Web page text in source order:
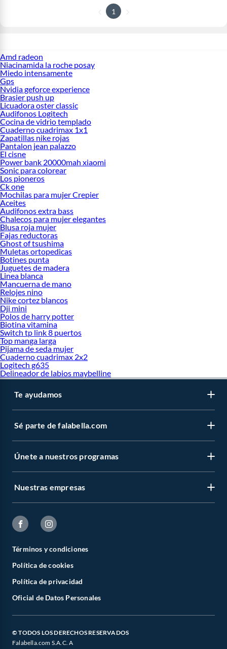
1
Amd radeon
Niacinamida la roche posay
Miedo intensamente
Gps
Nvidia geforce experience
Brasier push up
Licuadora oster classic
Audifonos Logitech
Cocina de vidrio templado
Cuaderno cuadrimax 1x1
Zapatillas nike rojas
Pantalon jean palazzo
El cisne
Power bank 20000mah xiaomi
Sonic para colorear
Los pioneros
Ck one
Mochilas para mujer Crepier
Aceites
Audifonos extra bass
Chalecos para mujer elegantes
Blusa roja mujer
Fajas reductoras
Ghost of tsushima
Muletas ortopedicas
Botines punta
Juguetes de madera
Linea blanca
Mancuerna de mano
Relojes nino
Nike cortez blancos
Dji mini
Polos de harry potter
Biotina vitamina
Switch tp link 8 puertos
Top manga larga
Pijama de seda mujer
Cuaderno cuadrimax 2x2
Logitech g635
Delineador de labios maybelline
Te ayudamos
Sé parte de falabella.com
Únete a nuestros programas
Nuestras empresas
Términos y condiciones
Política de cookies
Política de privacidad
Oficial de Datos Personales
© TODOS LOS DERECHOS RESERVADOS
Falabella.com S.A.C. A